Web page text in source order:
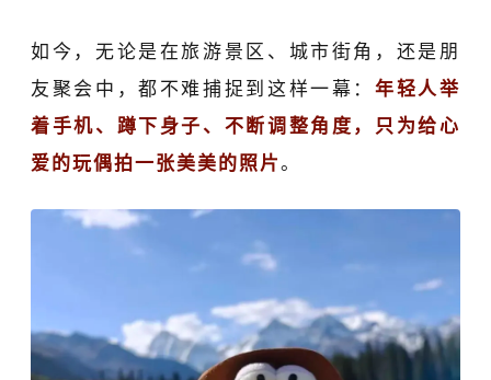
如今，无论是在旅游景区、城市街角，还是朋
友聚会中，都不难捕捉到这样一幕：年轻人举
着手机、蹲下身子、不断调整角度，只为给心
爱的玩偶拍一张美美的照片。